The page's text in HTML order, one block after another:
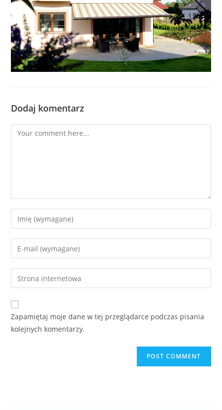
Dodaj komentarz
Zapamiętaj moje dane w tej przeglądarce podczas pisania
kolejnych komentarzy.